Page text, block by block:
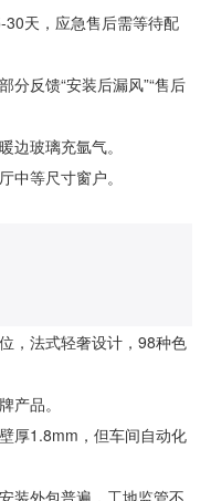
天，应急售后需等待配
分反馈“安装后漏风”“售后
边玻璃充氩气。
中等尺寸窗户。
，法式轻奢设计，98种色
产品。
厚1.8mm，但车间自动化
装外包普遍，工地监管不